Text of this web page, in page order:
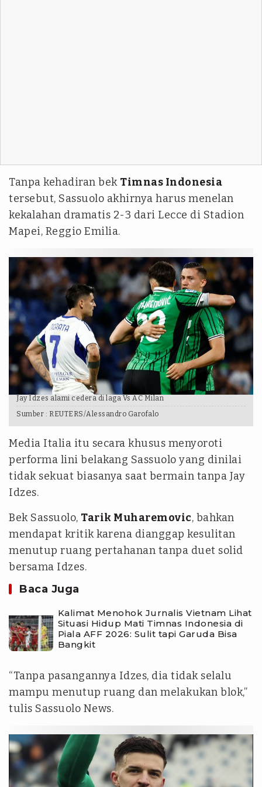
Tanpa kehadiran bek Timnas Indonesia
tersebut, Sassuolo akhirnya harus menelan
kekalahan dramatis 2-3 dari Lecce di Stadion
Mapei, Reggio Emilia.
Jay Idzes alami cedera di laga Vs AC Milan
Sumber : REUTERS/Alessandro Garofalo
Media Italia itu secara khusus menyoroti
performa lini belakang Sassuolo yang dinilai
tidak sekuat biasanya saat bermain tanpa Jay
Idzes.
Bek Sassuolo, Tarik Muharemovic, bahkan
mendapat kritik karena dianggap kesulitan
menutup ruang pertahanan tanpa duet solid
bersama Idzes.
Baca Juga
Kalimat Menohok Jurnalis Vietnam Lihat
Situasi Hidup Mati Timnas Indonesia di
Piala AFF 2026: Sulit tapi Garuda Bisa
Bangkit
“Tanpa pasangannya Idzes, dia tidak selalu
mampu menutup ruang dan melakukan blok,”
tulis Sassuolo News.